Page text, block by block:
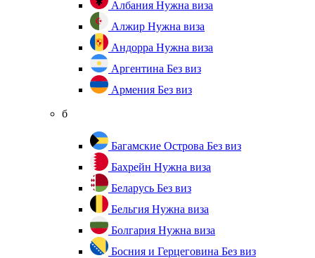
Албания Нужна виза
Алжир Нужна виза
Андорра Нужна виза
Аргентина Без виз
Армения Без виз
б
Багамские Острова Без виз
Бахрейн Нужна виза
Беларусь Без виз
Бельгия Нужна виза
Болгария Нужна виза
Босния и Герцеговина Без виз